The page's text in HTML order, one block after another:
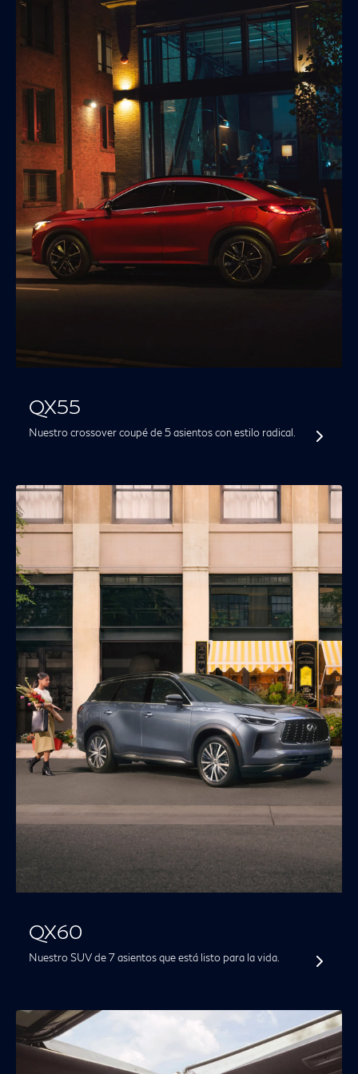
QX55
Nuestro crossover coupé de 5 asientos con estilo radical.
QX60
Nuestro SUV de 7 asientos que está listo para la vida.